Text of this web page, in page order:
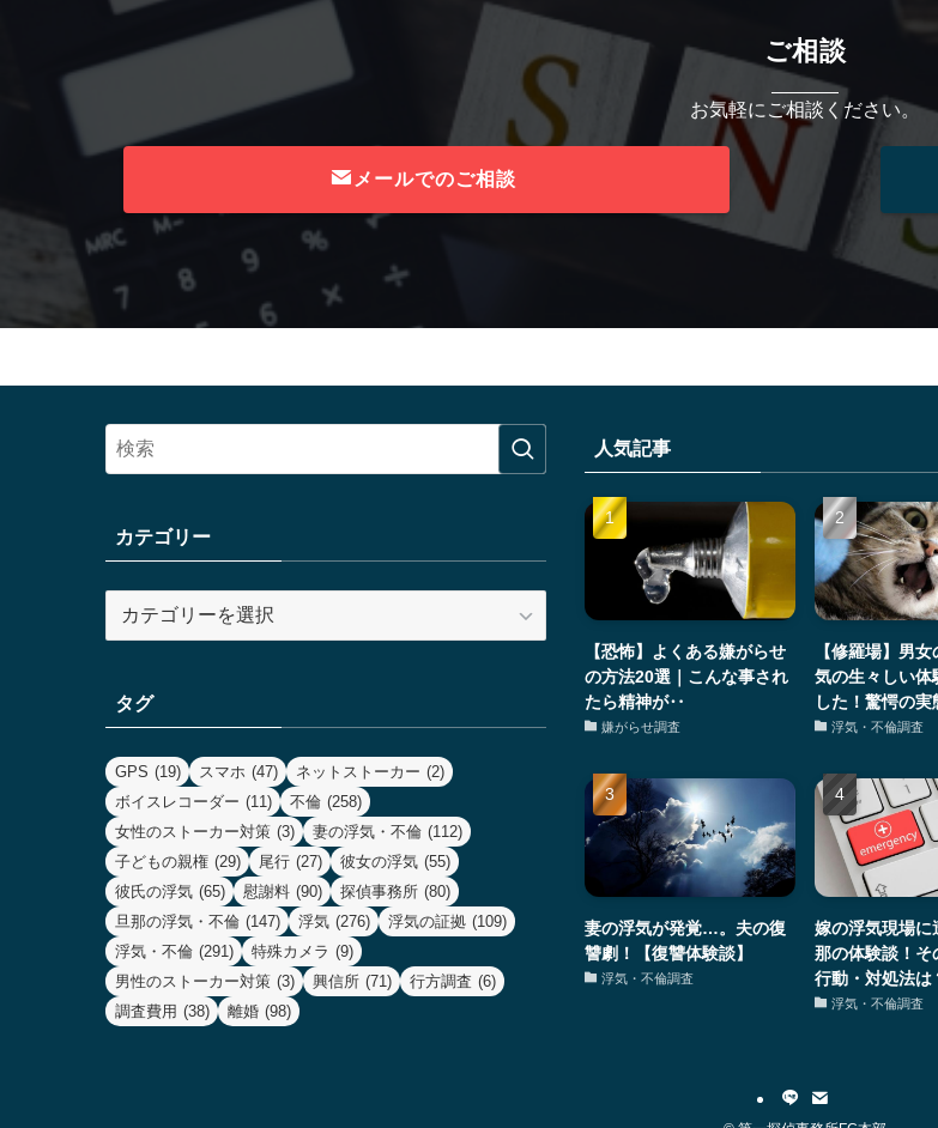
ご相談
お気軽にご相談ください。
メールでのご相談
カテゴリー
テ
リ
ー
タグ
GPS (19) スマホ (47) ネットストーカー (2)
ボイスレコーダー (11) 不倫 (258)
女性のストーカー対策 (3) 妻の浮気・不倫 (112)
子どもの親権 (29) 尾行 (27) 彼女の浮気 (55)
彼氏の浮気 (65) 慰謝料 (90) 探偵事務所 (80)
旦那の浮気・不倫 (147) 浮気 (276) 浮気の証拠 (109)
浮気・不倫 (291) 特殊カメラ (9)
男性のストーカー対策 (3) 興信所 (71) 行方調査 (6)
調査費用 (38) 離婚 (98)
人気記事
【恐怖】よくある嫌がらせ
の方法20選｜こんな事され
たら精神が‥
嫌がらせ調査
【修羅場】男
気の生々しい体
した！驚愕の実
浮気・不倫調査
妻の浮気が発覚…。夫の復
讐劇！【復讐体験談】
浮気・不倫調査
嫁の浮気現場に
那の体験談！そ
行動・対処法は
浮気・不倫調査